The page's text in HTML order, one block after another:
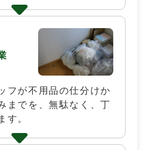
フが不用品の仕分けか
までを、無駄なく、丁
す。